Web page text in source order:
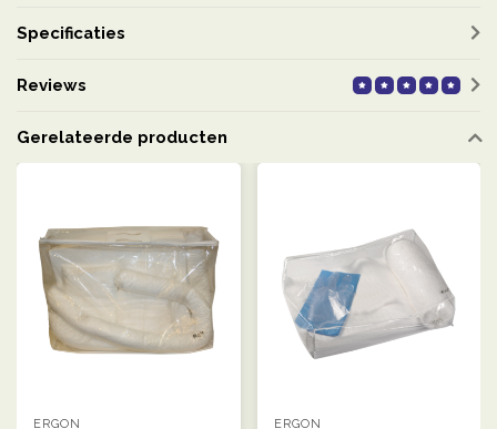
Specificaties
Reviews
Gerelateerde producten
ERGON ERGON